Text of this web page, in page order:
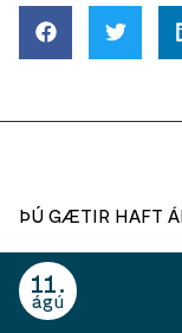
ÞÚ GÆTIR HAFT
11
ágú